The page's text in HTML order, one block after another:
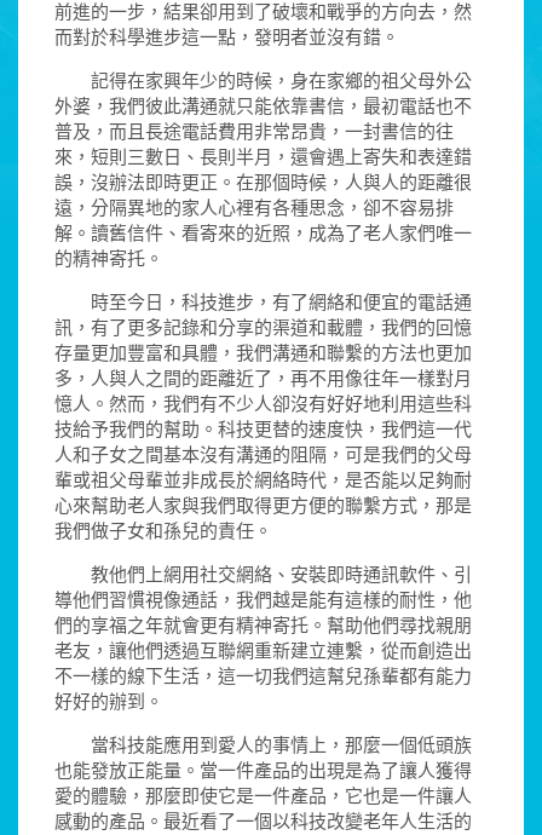
前進的一步，結果卻用到了破壞和戰爭的方向去，然
而對於科學進步這一點，發明者並沒有錯。
記得在家興年少的時候，身在家鄉的祖父母外公
外婆，我們彼此溝通就只能依靠書信，最初電話也不
普及，而且長途電話費用非常昂貴，一封書信的往
來，短則三數日、長則半月，還會遇上寄失和表達錯
誤，沒辦法即時更正。在那個時候，人與人的距離很
遠，分隔異地的家人心裡有各種思念，卻不容易排
解。讀舊信件、看寄來的近照，成為了老人家們唯一
的精神寄托。
時至今日，科技進步，有了網絡和便宜的電話通
訊，有了更多記錄和分享的渠道和載體，我們的回憶
存量更加豐富和具體，我們溝通和聯繫的方法也更加
多，人與人之間的距離近了，再不用像往年一樣對月
憶人。然而，我們有不少人卻沒有好好地利用這些科
技給予我們的幫助。科技更替的速度快，我們這一代
人和子女之間基本沒有溝通的阻隔，可是我們的父母
輩或祖父母輩並非成長於網絡時代，是否能以足夠耐
心來幫助老人家與我們取得更方便的聯繫方式，那是
我們做子女和孫兒的責任。
教他們上網用社交網絡、安裝即時通訊軟件、引
導他們習慣視像通話，我們越是能有這樣的耐性，他
們的享福之年就會更有精神寄托。幫助他們尋找親朋
老友，讓他們透過互聯網重新建立連繫，從而創造出
不一樣的線下生活，這一切我們這幫兒孫輩都有能力
好好的辦到。
當科技能應用到愛人的事情上，那麼一個低頭族
也能發放正能量。當一件產品的出現是為了讓人獲得
愛的體驗，那麼即使它是一件產品，它也是一件讓人
感動的產品。最近看了一個以科技改變老年人生活的